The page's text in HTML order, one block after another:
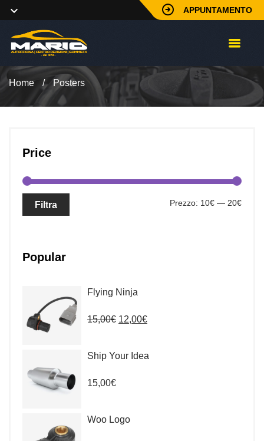
APPUNTAMENTO
Home / Posters
Price
Filtra Prezzo: 10€ — 20€
Popular
Flying Ninja
15,00€ Il
era:
12,00€Il
è:
Ship Your Idea
15,00€
Woo Logo